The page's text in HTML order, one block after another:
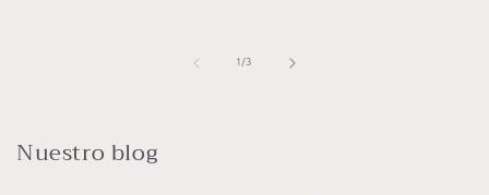
1/de
3
Nuestro blog